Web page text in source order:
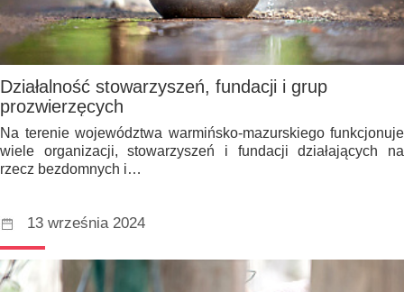
Działalność stowarzyszeń, fundacji i grup
prozwierzęcych
Na terenie województwa warmińsko-mazurskiego funkcjonuje
wiele organizacji, stowarzyszeń i fundacji działających na
rzecz bezdomnych i…
13 września 2024